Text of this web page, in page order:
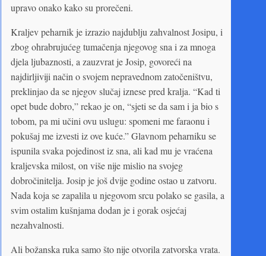
upravo onako kako su prorečeni.
Kraljev peharnik je izrazio najdublju zahvalnost Josipu, i
zbog ohrabrujućeg tumačenja njegovog sna i za mnoga
djela ljubaznosti, a zauzvrat je Josip, govoreći na
najdirljiviji način o svojem nepravednom zatočeništvu,
preklinjao da se njegov slučaj iznese pred kralja. “Kad ti
opet bude dobro,” rekao je on, “sjeti se da sam i ja bio s
tobom, pa mi učini ovu uslugu: spomeni me faraonu i
pokušaj me izvesti iz ove kuće.” Glavnom peharniku se
ispunila svaka pojedinost iz sna, ali kad mu je vraćena
kraljevska milost, on više nije mislio na svojeg
dobročinitelja. Josip je još dvije godine ostao u zatvoru.
Nada koja se zapalila u njegovom srcu polako se gasila, a
svim ostalim kušnjama dodan je i gorak osjećaj
nezahvalnosti.
Ali božanska ruka samo što nije otvorila zatvorska vrata.